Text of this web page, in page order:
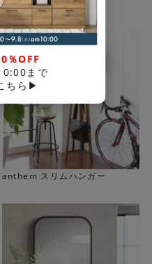
ミラーハンガー charl
anthem スリムハンガー
％OFF
まで
ちら▶